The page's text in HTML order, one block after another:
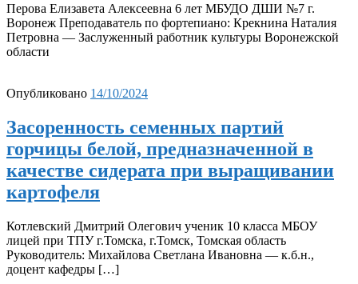
Перова Елизавета Алексеевна 6 лет МБУДО ДШИ №7 г.
Воронеж Преподаватель по фортепиано: Крекнина Наталия
Петровна — Заслуженный работник культуры Воронежской
области
Опубликовано 14/10/2024
Засоренность семенных партий
горчицы белой, предназначенной в
качестве сидерата при выращивании
картофеля
Котлевский Дмитрий Олегович ученик 10 класса МБОУ
лицей при ТПУ г.Томска, г.Томск, Томская область
Руководитель: Михайлова Светлана Ивановна — к.б.н.,
доцент кафедры […]